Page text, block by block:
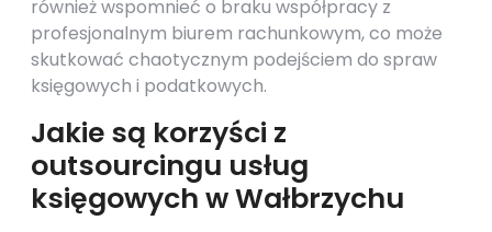
również wspomnieć o braku współpracy z
profesjonalnym biurem rachunkowym, co może
skutkować chaotycznym podejściem do spraw
księgowych i podatkowych.
Jakie są korzyści z
outsourcingu usług
księgowych w Wałbrzychu